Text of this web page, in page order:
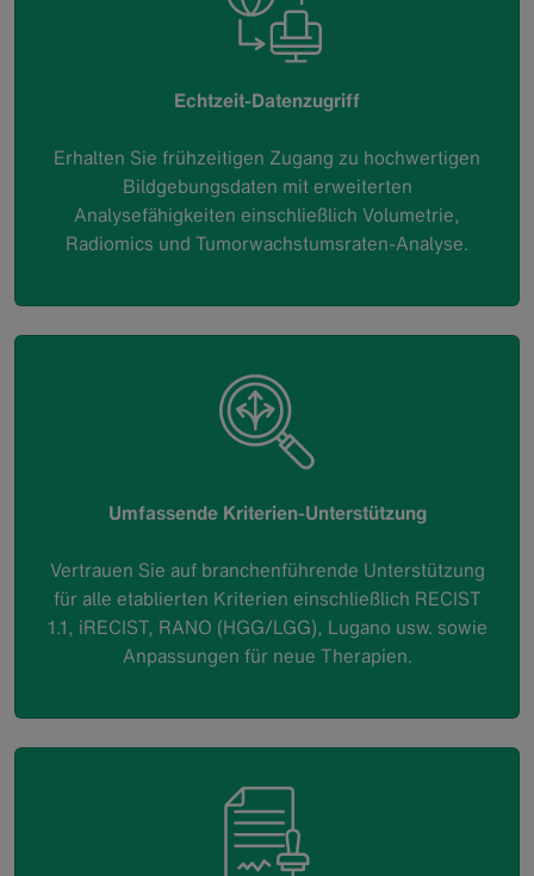
Echtzeit-Datenzugriff
Erhalten Sie frühzeitigen Zugang zu hochwertigen
Bildgebungsdaten mit erweiterten
Analysefähigkeiten einschließlich Volumetrie,
Radiomics und Tumorwachstumsraten-Analyse.
Umfassende Kriterien‑Unterstützung
Vertrauen Sie auf branchenführende Unterstützung
für alle etablierten Kriterien einschließlich RECIST
1.1, iRECIST, RANO (HGG/LGG), Lugano usw. sowie
Anpassungen für neue Therapien.